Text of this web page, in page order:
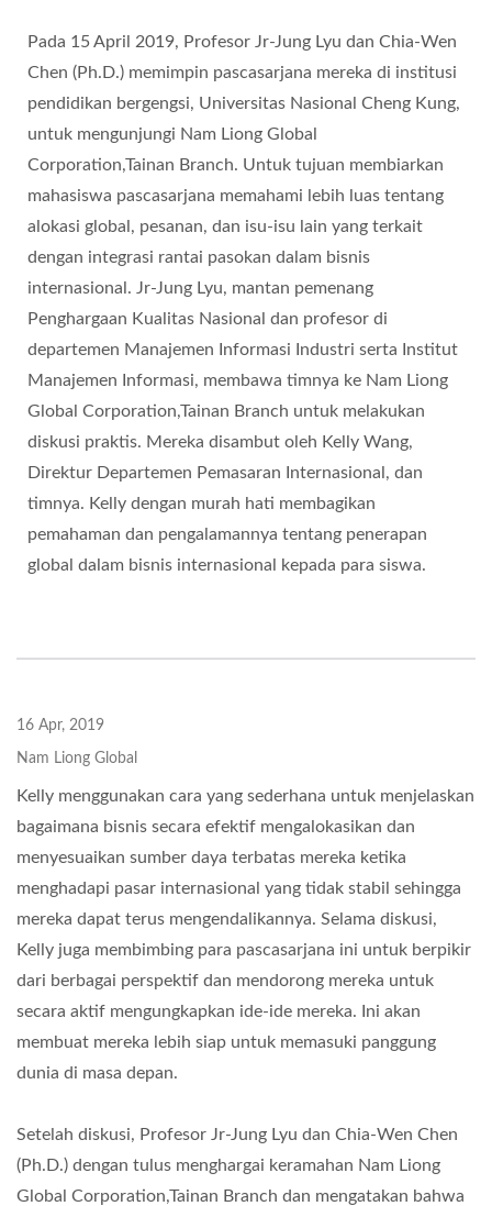
Pada 15 April 2019, Profesor Jr-Jung Lyu dan Chia-Wen
Chen (Ph.D.) memimpin pascasarjana mereka di institusi
pendidikan bergengsi, Universitas Nasional Cheng Kung,
untuk mengunjungi Nam Liong Global
Corporation,Tainan Branch. Untuk tujuan membiarkan
mahasiswa pascasarjana memahami lebih luas tentang
alokasi global, pesanan, dan isu-isu lain yang terkait
dengan integrasi rantai pasokan dalam bisnis
internasional. Jr-Jung Lyu, mantan pemenang
Penghargaan Kualitas Nasional dan profesor di
departemen Manajemen Informasi Industri serta Institut
Manajemen Informasi, membawa timnya ke Nam Liong
Global Corporation,Tainan Branch untuk melakukan
diskusi praktis. Mereka disambut oleh Kelly Wang,
Direktur Departemen Pemasaran Internasional, dan
timnya. Kelly dengan murah hati membagikan
pemahaman dan pengalamannya tentang penerapan
global dalam bisnis internasional kepada para siswa.
16 Apr, 2019
Nam Liong Global
Kelly menggunakan cara yang sederhana untuk menjelaskan
bagaimana bisnis secara efektif mengalokasikan dan
menyesuaikan sumber daya terbatas mereka ketika
menghadapi pasar internasional yang tidak stabil sehingga
mereka dapat terus mengendalikannya. Selama diskusi,
Kelly juga membimbing para pascasarjana ini untuk berpikir
dari berbagai perspektif dan mendorong mereka untuk
secara aktif mengungkapkan ide-ide mereka. Ini akan
membuat mereka lebih siap untuk memasuki panggung
dunia di masa depan.
Setelah diskusi, Profesor Jr-Jung Lyu dan Chia-Wen Chen
(Ph.D.) dengan tulus menghargai keramahan Nam Liong
Global Corporation,Tainan Branch dan mengatakan bahwa